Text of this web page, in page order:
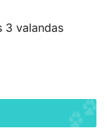
3 valandas